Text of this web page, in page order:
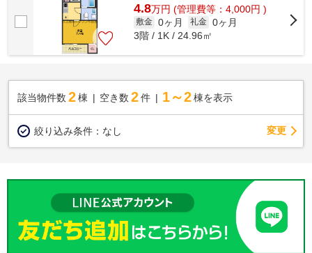
4.8万円 (管理費等：4,000円 )
敷金 0ヶ月 礼金 0ヶ月
3階 / 1K / 24.96㎡
該当物件数 2棟 空き数 2 件 1～2 棟を表示
絞り込み条件： なし 変更